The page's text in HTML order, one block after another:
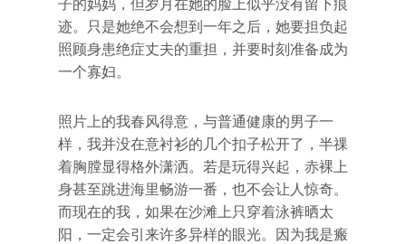
子的妈妈，但岁月在她的脸上似乎没有留下痕
迹。只是她绝不会想到一年之后，她要担负起
照顾身患绝症丈夫的重担，并要时刻准备成为
一个寡妇。
照片上的我春风得意，与普通健康的男子一
样，我并没在意衬衫的几个扣子松开了，半祼
着胸膛显得格外潇洒。若是玩得兴起，赤裸上
身甚至跳进海里畅游一番，也不会让人惊奇。
而现在的我，如果在沙滩上只穿着泳裤晒太
阳，一定会引来许多异样的眼光。因为我是瘢